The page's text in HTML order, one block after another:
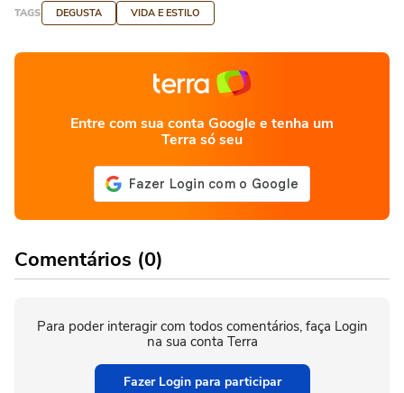
TAGS DEGUSTA VIDA E ESTILO
Entre com sua conta Google e tenha um
Terra só seu
Comentários (0)
Para poder interagir com todos comentários, faça Login
na sua conta Terra
Fazer Login para participar